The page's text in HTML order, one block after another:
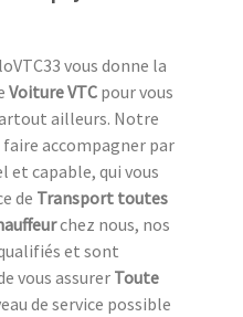
vous donne la
Voiture VTC pour vous
ailleurs. Notre
accompagner par
et capable, qui vous
de Transport toutes
chez nous, nos
et sont
vous assurer Toute
de service possible